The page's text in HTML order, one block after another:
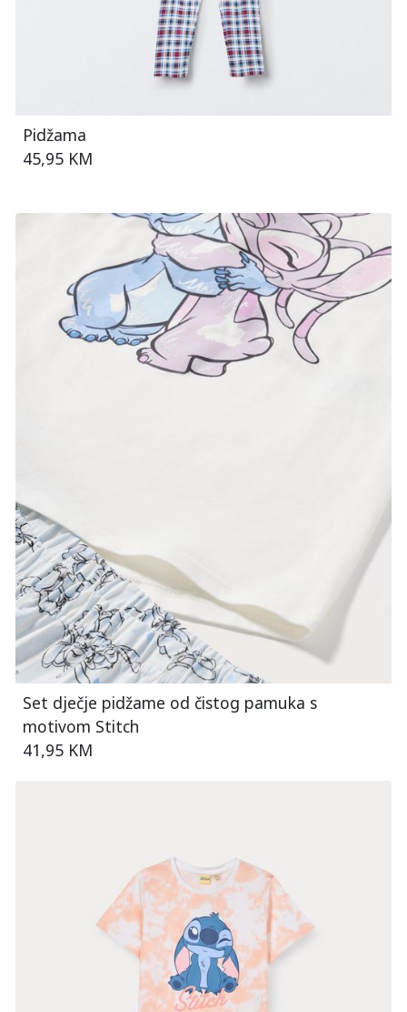
Pidžama
45,95 KM
Set dječje pidžame od čistog pamuka s
motivom Stitch
41,95 KM